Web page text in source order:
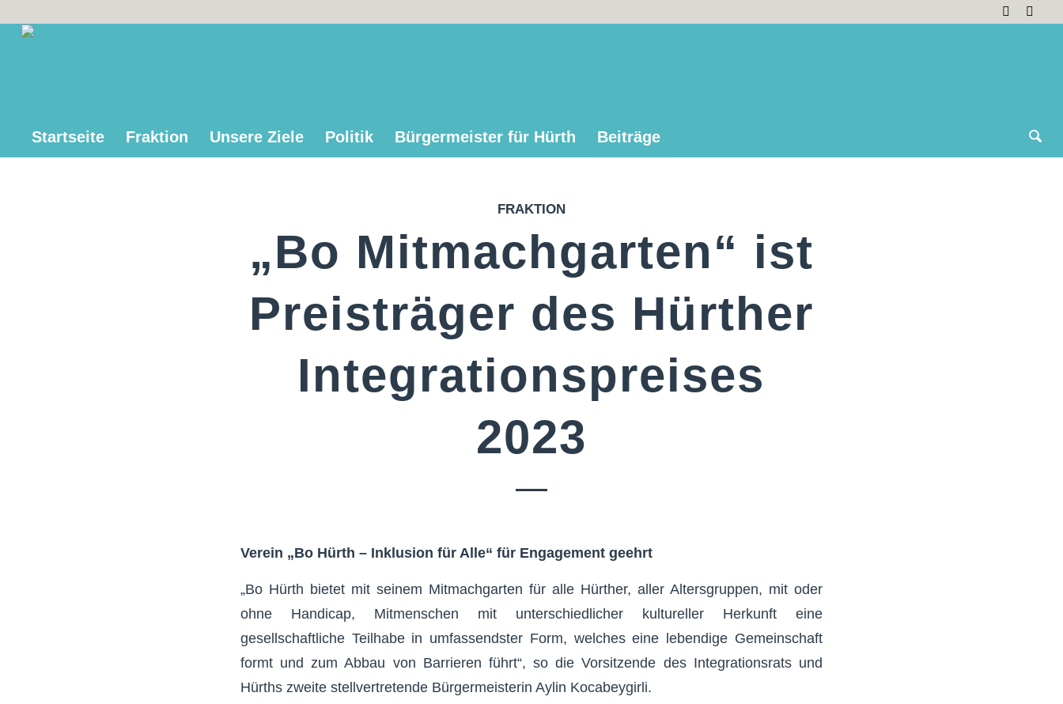
Startseite Fraktion Unsere Ziele Politik Bürgermeister für Hürth Beiträge
FRAKTION
„Bo Mitmachgarten“ ist
Preisträger des Hürther
Integrationspreises
2023
Verein „Bo Hürth – Inklusion für Alle“ für Engagement geehrt
„Bo Hürth bietet mit seinem Mitmachgarten für alle Hürther, aller Altersgruppen, mit oder
ohne Handicap, Mitmenschen mit unterschiedlicher kultureller Herkunft eine
gesellschaftliche Teilhabe in umfassendster Form, welches eine lebendige Gemeinschaft
formt und zum Abbau von Barrieren führt“, so die Vorsitzende des Integrationsrats und
Hürths zweite stellvertretende Bürgermeisterin Aylin Kocabeygirli.